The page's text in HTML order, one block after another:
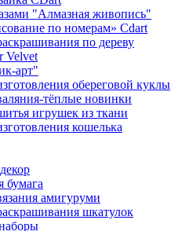
"Алмазная живопись"
по номерам» Сdart
по дереву
Velvet
арт"
обереговой куклы
тёплые новинки
игрушек из ткани
кошелька
бумага
амигуруми
шкатулок